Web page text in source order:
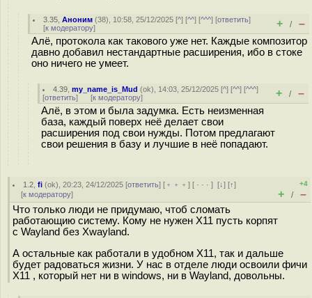
3.35 ,Аноним (38), 10:58, 25/12/2025 [^] [^^] [^^^] [ответить]
[к модератору] + / –
Алё, протокола как такового уже нет. Каждые композитор
давно добавил нестандартные расширения, ибо в стоке
оно ничего не умеет.
4.39 ,my_name_is_Mud (ok), 14:03, 25/12/2025 [^] [^^] [^^^]
[ответить] [к модератору] + / –
Алё, в этом и была задумка. Есть неизменная
база, каждый поверх неё делает свои
расширения под свои нужды. Потом предлагают
свои решения в базу и лучшие в неё попадают.
1.2 ,fi (ok), 20:23, 24/12/2025 [ответить] [ ﹢﹢﹢] [ · · ·][↓] [↑]
[к модератору]
+4
+ / –
Что только люди не придумаю, чтоб сломать
работающию систему. Кому не нужен X11 пусть корпят
с Wayland без Xwayland.
А остальные как работали в удобном X11, так и дальше
будет радоваться жизни. У нас в отделе люди освоили фичи
X11 , который нет ни в windows, ни в Wayland, довольны.